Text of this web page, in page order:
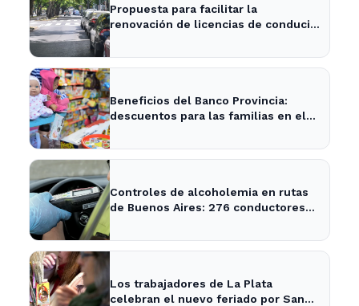
Propuesta para facilitar la
renovación de licencias de conducir
Beneficios del Banco Provincia:
descuentos para las familias en el
Controles de alcoholemia en rutas
de Buenos Aires: 276 conductores
Los trabajadores de La Plata
celebran el nuevo feriado por San